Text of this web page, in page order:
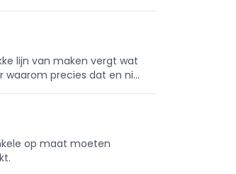
lijn van maken vergt wat
waarom precies dat en niet
op maat moeten